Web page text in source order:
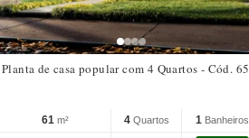
Planta de casa popular com 4 Quartos - Cód. 65
61 m² 4 Quartos 1 Banheiros